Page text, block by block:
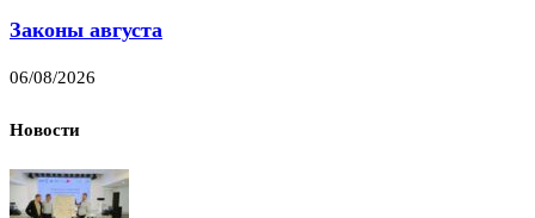
Законы августа
06/08/2026
Новости